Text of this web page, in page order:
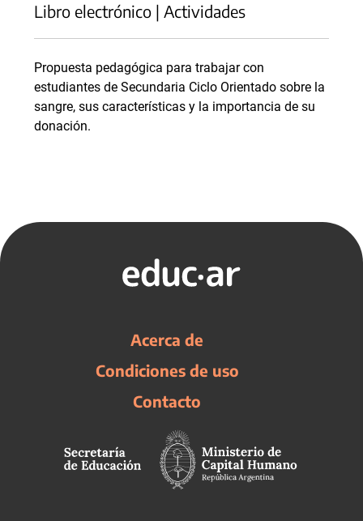
Libro electrónico | Actividades
Propuesta pedagógica para trabajar con
estudiantes de Secundaria Ciclo Orientado sobre la
sangre, sus características y la importancia de su
donación.
Acerca de
Condiciones de uso
Contacto